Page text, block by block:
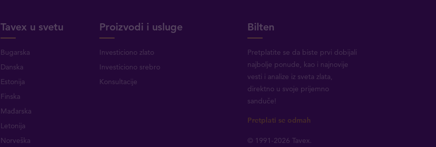
Tavex u svetu
Bugarska
Danska
Estonija
Finska
Mađarska
Letonija
Norveška
Proizvodi i usluge
Investiciono zlato
Investiciono srebro
Konsultacije
Bilten
Pretplatite se da biste prvi dobijali
najbolje ponude, kao i najnovije
vesti i analize iz sveta zlata,
direktno u svoje prijemno
sanduče!
Pretplati se odmah
© 1991-2026 Tavex.